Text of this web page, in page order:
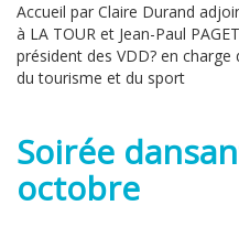
Accueil par Claire Durand
à LA TOUR et Jean-Paul
président des VDD? en charge
du tourisme et du sport
Soirée
octobre